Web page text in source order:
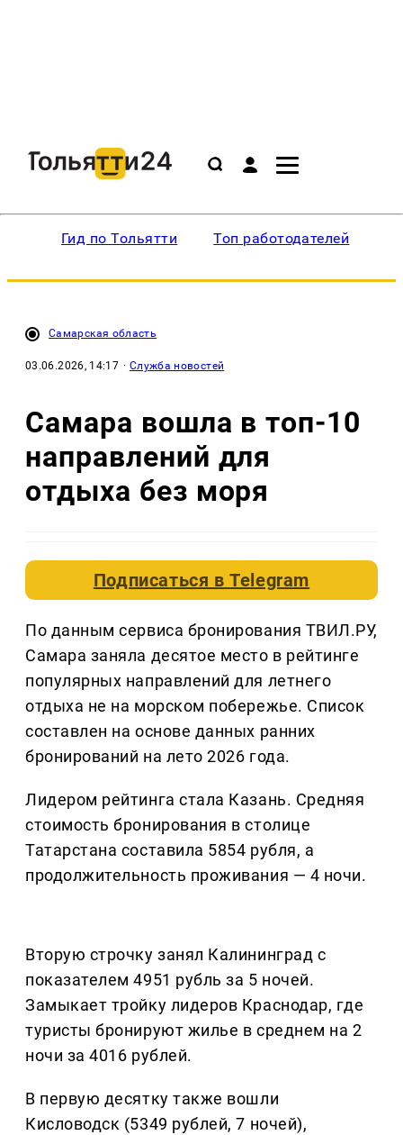
Гид по Тольятти Топ работодателей
Самарская область
03.06.2026, 14:17 · Служба новостей
Самара вошла в топ-10
направлений для
отдыха без моря
Подписаться вTelegram
По данным сервиса бронирования ТВИЛ.РУ,
Самара заняла десятое место в рейтинге
популярных направлений для летнего
отдыха не на морском побережье. Список
составлен на основе данных ранних
бронирований на лето 2026 года.
Лидером рейтинга стала Казань. Средняя
стоимость бронирования в столице
Татарстана составила 5854 рубля, а
продолжительность проживания — 4 ночи.
Вторую строчку занял Калининград с
показателем 4951 рубль за 5 ночей.
Замыкает тройку лидеров Краснодар, где
туристы бронируют жилье в среднем на 2
ночи за 4016 рублей.
В первую десятку также вошли
Кисловодск (5349 рублей, 7 ночей),